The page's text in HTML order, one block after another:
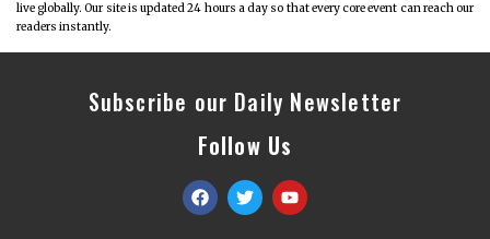
live globally. Our site is updated 24 hours a day so that every core event can reach our
readers instantly.
Subscribe our Daily Newsletter
Follow Us